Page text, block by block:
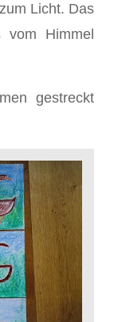
Licht. Das
Himmel
gestreckt